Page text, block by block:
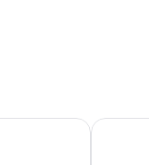
。
金塞尔